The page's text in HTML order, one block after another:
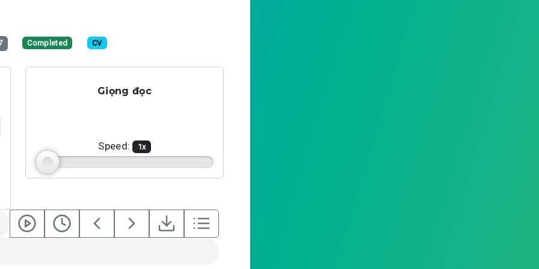
Completed CV
Giọng đọc
Speed: 1x